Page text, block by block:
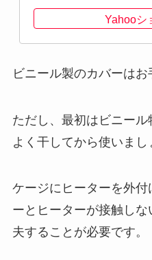
Yahooシ
ビニール製のカバーはお
ただし、最初はビニー
よく干してから使いまし
ケージにヒーターを外
ーとヒーターが接触し
夫することが必要です。